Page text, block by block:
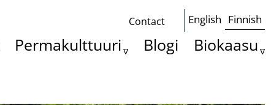
Some
basics
Contact English Finnish
Permakulttuuri Blogi Biokaasu